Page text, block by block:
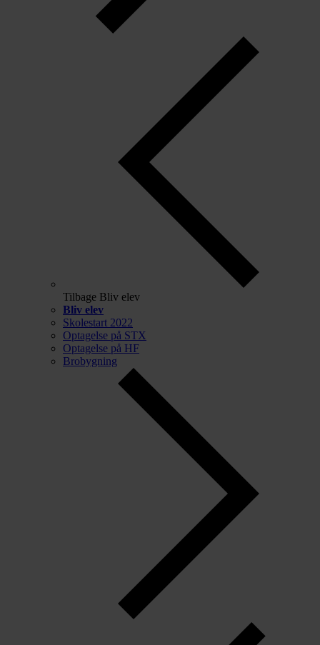
Tilbage Bliv elev
Bliv elev
Skolestart 2022
Optagelse på STX
Optagelse på HF
Brobygning